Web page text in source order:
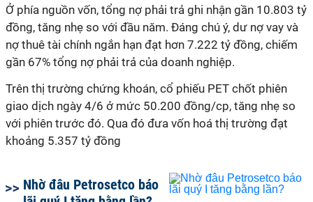
Ở phía nguồn vốn, tổng nợ phải trả ghi nhận gần 10.803 tỷ
đồng, tăng nhẹ so với đầu năm. Đáng chú ý, dư nợ vay và
nợ thuê tài chính ngắn hạn đạt hơn 7.222 tỷ đồng, chiếm
gần 67% tổng nợ phải trả của doanh nghiệp.
Trên thị trường chứng khoán, cổ phiếu PET chốt phiên
giao dịch ngày 4/6 ở mức 50.200 đồng/cp, tăng nhẹ so
với phiên trước đó. Qua đó đưa vốn hoá thị trường đạt
khoảng 5.357 tỷ đồng
Nhờ đâu Petrosetco báo